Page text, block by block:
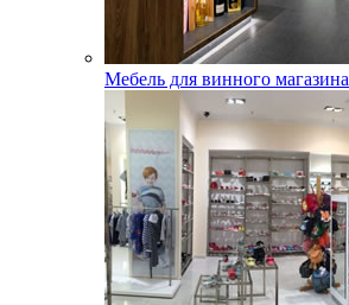
Мебель для винного магазина